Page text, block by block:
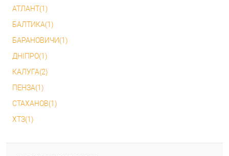
АТЛАНТ(1)
БАЛТИКА(1)
БАРАНОВИЧИ(1)
ДНІПРО(1)
КАЛУГА(2)
ПЕНЗА(1)
СТАХАНОВ(1)
ХТЗ(1)